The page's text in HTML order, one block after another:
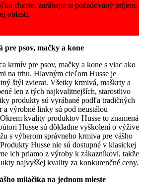
chcete, zarábajte si požadovaný príjem,
oblasti.
pre psov, mačky a kone
krmív pre psov, mačky a kone s viac ako
na trhu. Hlavným cieľom Husse je
štýl zvierat. Všetky krmivá, maškrty a
len z tých najkvalitnejších, starostlivo
produkty sú vyrábané podľa tradičných
a výrobné linky sú pod neustálou
kvality produktov Husse to znamená
Husse sú dôkladne vyškolení o výžive
s výberom správneho krmiva pre vášho
Husse nie sú dostupné v klasickej
ich priamo z výroby k zákazníkovi, takže
najvyššej kvality za konkurenčné ceny.
miláčika na jednom mieste